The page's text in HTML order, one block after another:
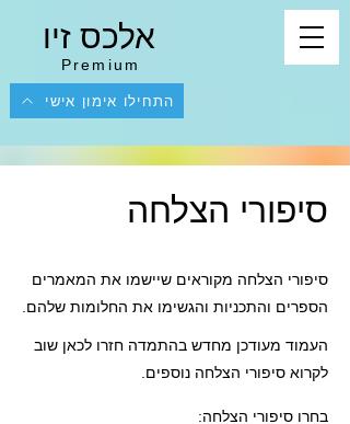
אלכס זיו
Premium
התחילו אימון אישי
סיפורי הצלחה
סיפורי הצלחה מקוראים שיישמו את המאמרים
הספרים והתכניות והגשימו את החלומות שלהם.
העמוד מעודכן מחדש בהתמדה חזרו לכאן שוב
לקרוא סיפורי הצלחה נוספים.
בחרו סיפורי הצלחה: